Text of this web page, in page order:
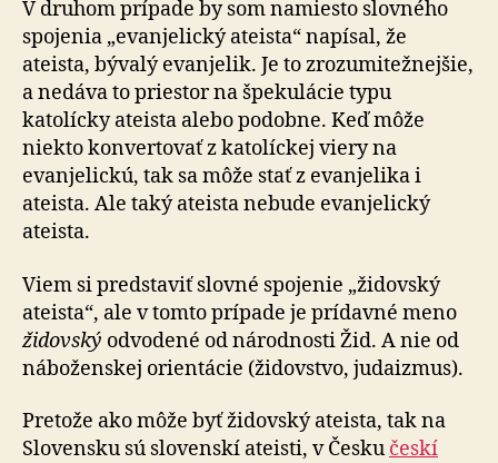
V druhom prípade by som namiesto slovného
spojenia „evanjelický ateista“ napísal, že
ateista, bývalý evanjelik. Je to zrozumitežnejšie,
a nedáva to priestor na špekulácie typu
katolícky ateista alebo podobne. Keď môže
niekto konvertovať z katolíckej viery na
evanjelickú, tak sa môže stať z evanjelika i
ateista. Ale taký ateista nebude evanjelický
ateista.
Viem si predstaviť slovné spojenie „židovský
ateista“, ale v tomto prípade je prídavné meno
židovský odvodené od národnosti Žid. A nie od
náboženskej orientácie (židovstvo, judaizmus).
Pretože ako môže byť židovský ateista, tak na
Slovensku sú slovenskí ateisti, v Česku českí